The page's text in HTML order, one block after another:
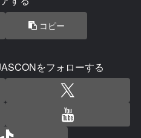
コピー
をフォローする